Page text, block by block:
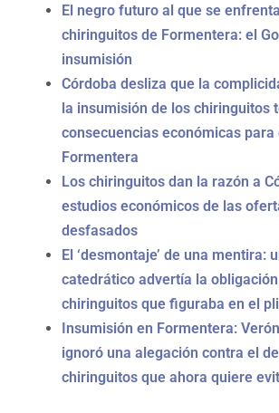
El negro futuro al que se
chiringuitos de Formentera: el
insumisión
Córdoba desliza que la
la insumisión de los chiringuitos
consecuencias económicas para
Formentera
Los chiringuitos dan la razón a
estudios económicos de las
desfasados
El ‘desmontaje’ de una mentira:
catedrático advertía la
chiringuitos que figuraba en el
Insumisión en Formentera:
ignoró una alegación contra el
chiringuitos que ahora quiere